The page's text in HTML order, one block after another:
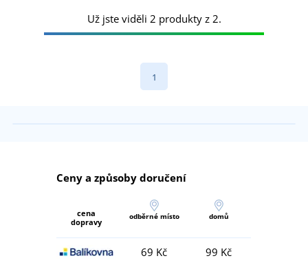
Už jste viděli 2 produkty z 2.
1
Ceny a způsoby doručení
cena
dopravy
odběrné místo domů
69 Kč
99 Kč